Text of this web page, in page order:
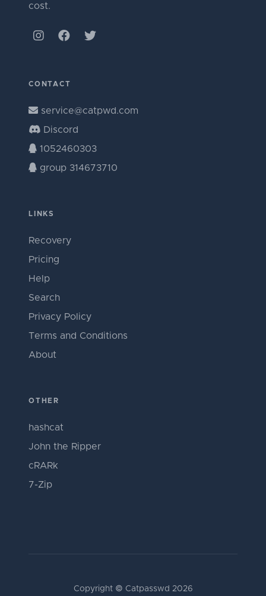
cost.
CONTACT
service@catpwd.com
Discord
1052460303
group 314673710
LINKS
Recovery
Pricing
Help
Search
Privacy Policy
Terms and Conditions
About
OTHER
hashcat
John the Ripper
cRARk
7-Zip
Copyright © Catpasswd 2026